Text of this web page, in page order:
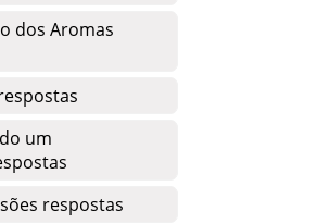
dos Aromas
um
respostas